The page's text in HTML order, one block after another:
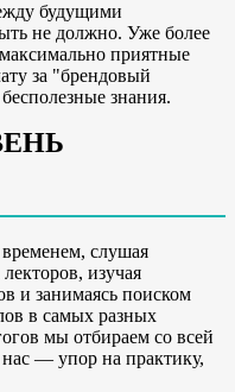
будущими
не должно. Уже более
приятные
за "брендовый
знания.
слушая
изучая
и занимаясь поиском
в самых разных
мы отбираем со всей
нас — упор на практику,